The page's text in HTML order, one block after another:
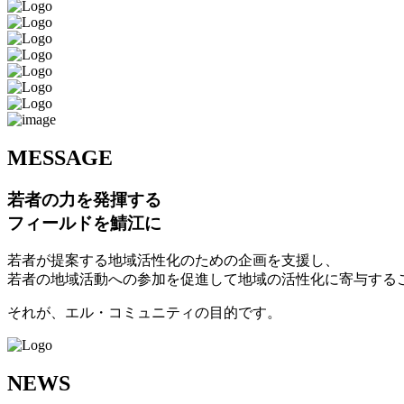
MESSAGE
若者の力を発揮する
フィールドを鯖江に
若者が提案する地域活性化のための企画を支援し、
若者の地域活動への参加を促進して地域の活性化に寄与する
それが、エル・コミュニティの目的です。
NEWS